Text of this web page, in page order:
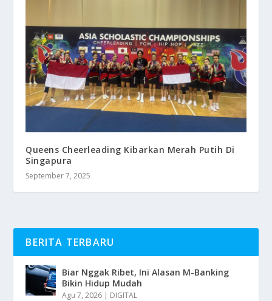
Queens Cheerleading Kibarkan Merah Putih Di
Singapura
September 7, 2025
BERITA TERBARU
Biar Nggak Ribet, Ini Alasan M-Banking
Bikin Hidup Mudah
Agu 7, 2026 | DIGITAL